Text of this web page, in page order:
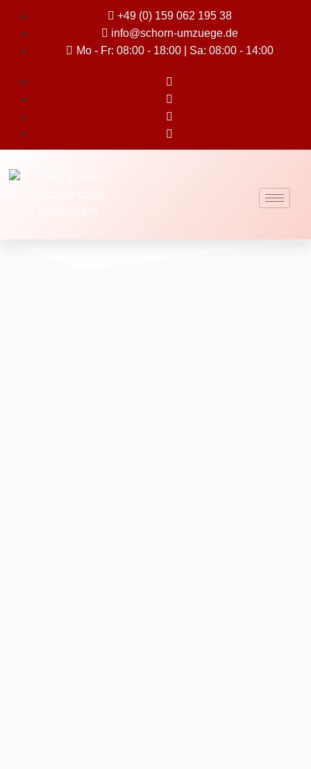
+49 (0) 159 062 195 38
info@schorn-umzuege.de
Mo - Fr: 08:00 - 18:00 | Sa: 08:00 - 14:00